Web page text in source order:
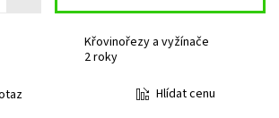
Křovinořezy a vyžínače
2 roky
Hlídat cenu